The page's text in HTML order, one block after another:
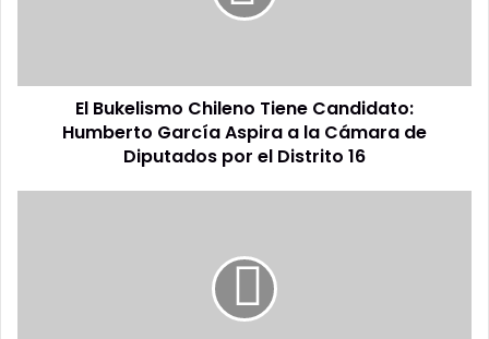
a
Cámara
El Bukelismo Chileno Tiene Candidato:
Humberto García Aspira a la Cámara de
Diputados por el Distrito 16